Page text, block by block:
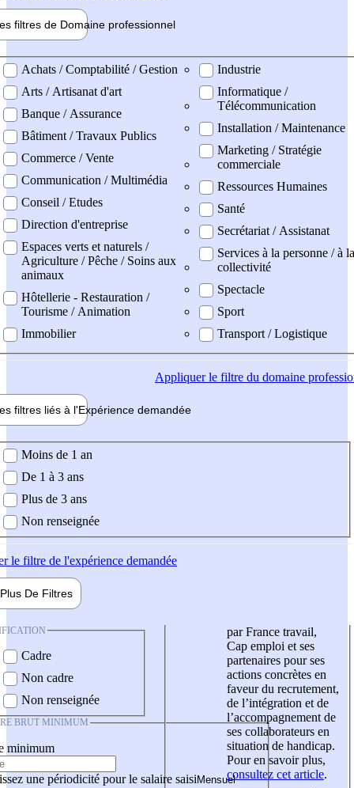
filtres de Domaine professionnel
professionel
Achats / Comptabilité / Gestion
Arts / Artisanat d'art
Banque / Assurance
Bâtiment / Travaux Publics
Commerce / Vente
Communication / Multimédia
Conseil / Etudes
Direction d'entreprise
Espaces verts et naturels /
Agriculture / Pêche / Soins aux
animaux
Hôtellerie - Restauration /
Tourisme / Animation
Immobilier
Industrie
Informatique /
Télécommunication
Installation / Maintenance
Marketing / Stratégie
commerciale
Ressources Humaines
Santé
Secrétariat / Assistanat
Services à la personne / à la
collectivité
Spectacle
Sport
Transport / Logistique
Appliquerle filtre du domaine
filtres liés à l'Expérience demandée
demandée
Moins de 1 an
De 1 à 3 ans
Plus de 3 ans
Non renseignée
le filtre de l'expérience demandée
Plus De Filtres
Cadre
Non cadre
Non renseignée
BRUT MINIMUM
minimum
une périodicité pour le salaire saisi
par France travail,
Cap emploi et ses
partenaires pour ses
actions concrètes en
faveur du recrutement,
de l’intégration et de
l’accompagnement de
ses collaborateurs en
situation de handicap.
Pour en savoir plus,
consultez cet article.